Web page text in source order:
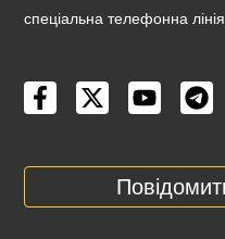
cпеціальна телефонна лінія